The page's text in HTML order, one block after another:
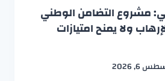
مشروع التضامن الوطني
ولا يمنح امتيازات
6, 2026